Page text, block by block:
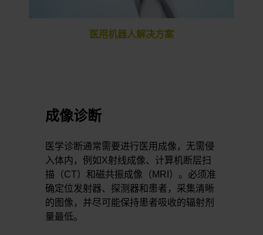
医用机器人解决方案
成像诊断
医学诊断通常需要进行医用成像，无需侵
入体内，例如X射线成像、计算机断层扫
描（CT）和磁共振成像（MRI）。必须准
确定位发射器、探测器和患者，采集清晰
的图像，并尽可能保持患者吸收的辐射剂
量最低。